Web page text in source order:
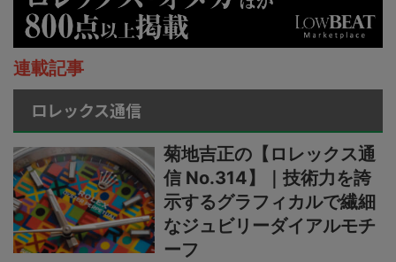
連載記事
ロレックス通信
菊地吉正の【ロレックス通
信 No.314】｜技術力を誇
示するグラフィカルで繊細
なジュビリーダイアルモチ
ーフ